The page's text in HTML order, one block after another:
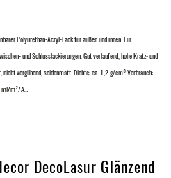
Polyurethan-Acryl-Lack für außen und innen. Für
und Schlusslackierungen. Gut verlaufend, hohe Kratz- und
vergilbend, seidenmatt. Dichte: ca. 1,2 g/cm³ Verbrauch:
m²/A…
DecoLasur Glänzend